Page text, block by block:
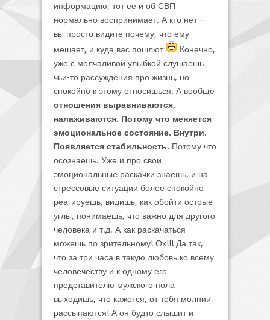
информацию, тот ее и об СВП
нормально воспринимает. А кто нет –
вы просто видите почему, что ему
мешает, и куда вас пошлют
Конечно,
уже с молчаливой улыбкой слушаешь
чьи-то рассуждения про жизнь, но
спокойно к этому относишься. А вообще
отношения выравниваются,
налаживаются. Потому что меняется
эмоциональное состояние. Внутри.
Появляется стабильность. Потому что
осознаешь. Уже и про свои
эмоциональные раскачки знаешь, и на
стрессовые ситуации более спокойно
реагируешь, видишь, как обойти острые
углы, понимаешь, что важно для другого
человека и т.д. А как раскачаться
можешь по зрительному! Ох!!! Да так,
что за три часа в такую любовь ко всему
человечеству и к одному его
представителю мужского пола
выходишь, что кажется, от тебя молнии
рассыпаются! А он будто слышит и